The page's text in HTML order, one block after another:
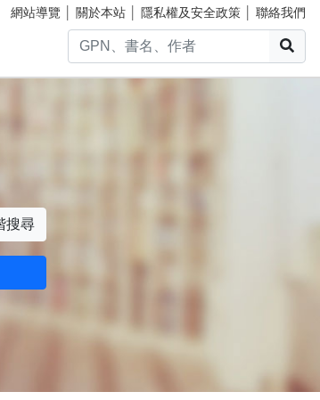
網站導覽 關於本站 隱私權及安全政策 聯絡我們
搜尋